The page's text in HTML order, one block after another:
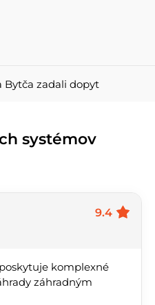
Bytča zadali dopyt
systémov
9.4
komplexné
záhradným